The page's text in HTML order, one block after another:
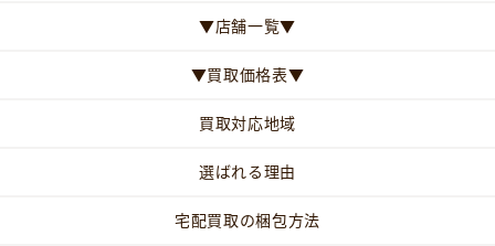
▼店舗一覧▼
▼買取価格表▼
買取対応地域
選ばれる理由
宅配買取の梱包方法